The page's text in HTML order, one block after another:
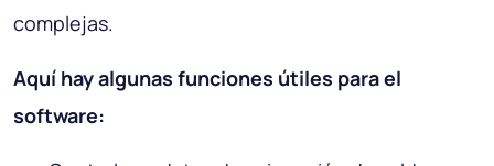
complejas.
Aquí hay algunas funciones útiles para el
software: